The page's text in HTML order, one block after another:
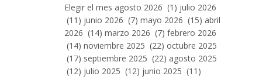
Entradas
Por
Mes
Elegir el mes agosto 2026 (1) julio 2026
(11) junio 2026 (7) mayo 2026 (15) abril
2026 (14) marzo 2026 (7) febrero 2026
(14) noviembre 2025 (22) octubre 2025
(17) septiembre 2025 (22) agosto 2025
(12) julio 2025 (12) junio 2025 (11)